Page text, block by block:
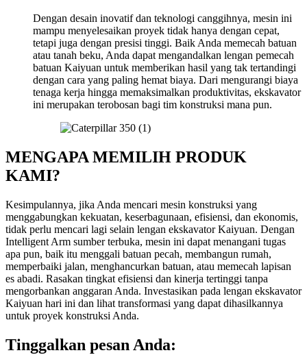
Dengan desain inovatif dan teknologi canggihnya, mesin ini
mampu menyelesaikan proyek tidak hanya dengan cepat,
tetapi juga dengan presisi tinggi. Baik Anda memecah batuan
atau tanah beku, Anda dapat mengandalkan lengan pemecah
batuan Kaiyuan untuk memberikan hasil yang tak tertandingi
dengan cara yang paling hemat biaya. Dari mengurangi biaya
tenaga kerja hingga memaksimalkan produktivitas, ekskavator
ini merupakan terobosan bagi tim konstruksi mana pun.
MENGAPA MEMILIH PRODUK
KAMI?
Kesimpulannya, jika Anda mencari mesin konstruksi yang
menggabungkan kekuatan, keserbagunaan, efisiensi, dan ekonomis,
tidak perlu mencari lagi selain lengan ekskavator Kaiyuan. Dengan
Intelligent Arm sumber terbuka, mesin ini dapat menangani tugas
apa pun, baik itu menggali batuan pecah, membangun rumah,
memperbaiki jalan, menghancurkan batuan, atau memecah lapisan
es abadi. Rasakan tingkat efisiensi dan kinerja tertinggi tanpa
mengorbankan anggaran Anda. Investasikan pada lengan ekskavator
Kaiyuan hari ini dan lihat transformasi yang dapat dihasilkannya
untuk proyek konstruksi Anda.
Tinggalkan pesan Anda: